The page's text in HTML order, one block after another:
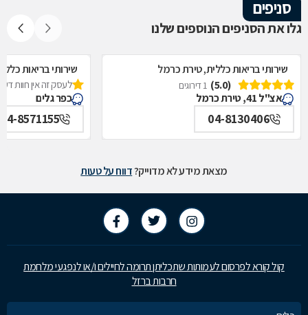
סניפים
גלו את הסניפים הנוספים שלנו
שירותי בריאות כללית, טירת כרמל
(5.0)
1 דירוגים
אצ"ל 41, טירת כרמל
04-8130406
שירותי בריאות
לעסק זה אין חוות
כפר גלים
04-8571155
מצאת מידע לא מדוייק?דווח על טעות
קול קורא לפרסום לעמותות שתכליתן תרומה לחיילים ו/או לנפגעי מלחמת
חרבות ברזל